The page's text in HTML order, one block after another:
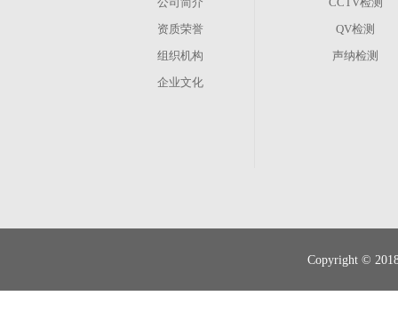
Copyright ©
资质荣誉
组织机构
企业文化
QV检测
声纳检测